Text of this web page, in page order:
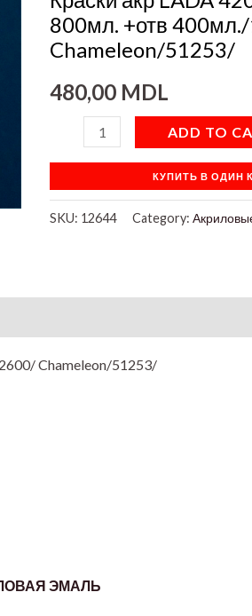
800мл. +отв
Chameleon/51253/
480,00 MDL
+отв
400мл./12600/
quantity
ADD TO
КУПИТЬ В ОДИН
SKU: 12644 Category:
Chameleon/51253/
ЭМАЛЬ